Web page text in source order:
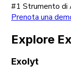
#1 Strumento di
Prenota una
Explore
Exolyt